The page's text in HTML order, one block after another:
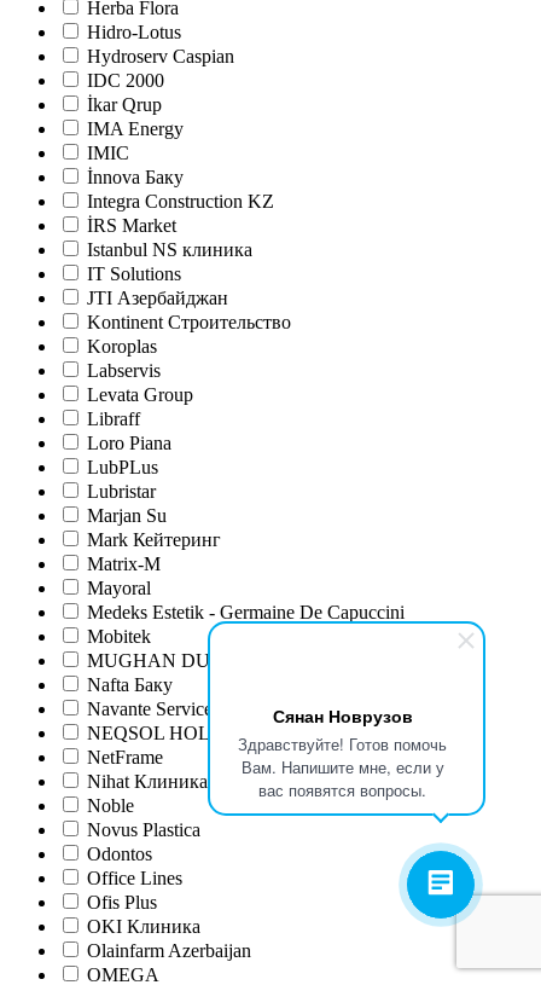
Сянан Новрузов
Здравствуйте! Готов помочь
Вам. Напишите мне, если у
вас появятся вопросы.
Herba Flora
Hidro-Lotus
Hydroserv Caspian
IDC 2000
İkar Qrup
IMA Energy
IMIC
İnnova Баку
Integra Construction KZ
İRS Market
Istanbul NS клиника
IT Solutions
JTI Азербайджан
Kontinent Строительство
Koroplas
Labservis
Levata Group
Libraff
Loro Piana
LubPLus
Lubristar
Marjan Su
Mark Кейтеринг
Matrix-M
Mayoral
Medeks Estetik - Germaine De Capuccini
Mobitek
MUGHAN DUYU
Nafta Баку
Navante Service LTD
NEQSOL HOLDING
NetFrame
Nihat Клиника
Noble
Novus Plastica
Odontos
Office Lines
Ofis Plus
OKI Клиника
Olainfarm Azerbaijan
OMEGA